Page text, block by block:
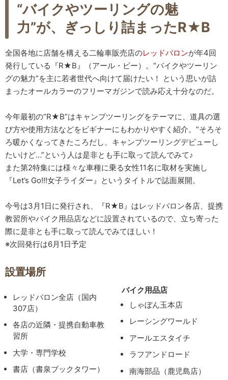
“バイクやツーリングの魅
力”が、ぎっしり詰まったR★B
全国各地に店舗を構える二輪車販売店のレッドバロンが年4回
発行している『R★B』（アール・ビー）。“バイクやツーリン
グの魅力”を主に若者世代へ向けて届けたい！ という思いが詰
まったオールカラーのフリーマガジンで読み応え十分なのだ。
今年最初の“R★B”はキャンプツーリングをテーマに、道具の選
び方や使用方法などをビギナーにもわかりやすく紹介。“そろそ
ろ暖かくなってきたころだし、キャンプツーリングデビューし
たいけど…”という人は是非とも手に取って読んでみて♪
また第2特集には様々な車種に乗る女性11名に取材を実施し
『Let’s Go!!!女子ライダー』というタイトルで誌面展開。
今号は3月1日に発行され、『R★B』はレッドバロン各店、提携
教習所やバイク用品店などに設置されているので、立ち寄った
際に是非とも手に取って読んでみてほしい！
※次回発行は6月1日予定
設置場所
レッドバロン全店（国内
307店）
各店の近隣・提携自動車教
習所
大学・専門学校
書店（書泉ブックタワー）
バイク用品店
しゃぼん玉本店
レーシングワールド
アールエスタイチ
ラフアンドロード
南海部品（鹿児島店）